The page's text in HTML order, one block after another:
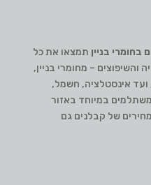
בניין תמצאו את כל
והשיפוצים – מחומרי בניין,
ועד אינסטלציה, חשמל,
במיוחד באזור
של קבלנים גם